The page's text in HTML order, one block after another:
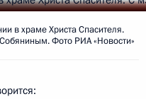
в храме Христа Спасителя.
Фото РИА «Новости»